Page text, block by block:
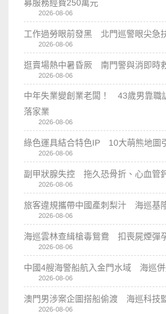
募服務經費250萬元
2026-08-06
工作過勞眼前發黑 北門巡警眼尖急
2026-08-06
逛賣場熱中暑昏厥 南門警與消即時
2026-08-06
中年失業變創業老闆！ 43歲男靠職
落家業
2026-08-06
綠色運具結合特色IP 10大萌熊地圖
2026-08-06
副甲狀腺失控 拖久恐骨折、心血管
2026-08-06
旅客違規攜帶中國產刺梨汁 海巡基
2026-08-06
海巡雲林查緝槍毒鴛鴦 扣喪屍煙彈
2026-08-06
中國4艘海警船航入金門水域 海巡
2026-08-06
澳門男涉案企圖搭船偷渡 海巡科技
2026-08-06